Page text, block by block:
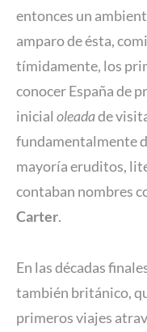
entonces un
amparo de ésta,
tímidamente, los
conocer España de
inicial oleadade
fundamentalmente
mayoría eruditos,
contaban nombres
Carter.
En las décadas
también británico,
primeros viajes